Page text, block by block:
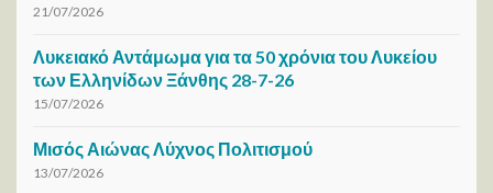
21/07/2026
Λυκειακό Αντάμωμα για τα 50 χρόνια του Λυκείου
των Ελληνίδων Ξάνθης 28-7-26
15/07/2026
Μισός Αιώνας Λύχνος Πολιτισμού
13/07/2026